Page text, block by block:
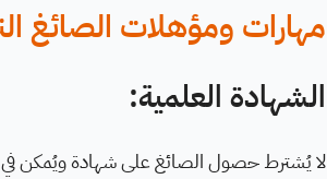
مهارات ومؤهلات الصائغ
الشهادة العلمية:
لا يُشترط حصول الصائغ على شهادة ويُمكن في